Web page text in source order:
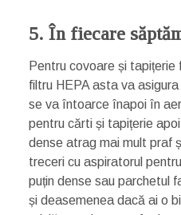
5. În fiecare
Pentru covoare și
filtru HEPA asta va
se va întoarce înapoi în
pentru cărti și tapițerie
dense atrag mai mult praf
treceri cu aspiratorul
puțin dense sau parchetul
și deasemenea dacă ai o